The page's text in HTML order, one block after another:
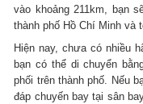
vào khoảng 211km, bạn
thành phố Hồ Chí Minh và
Hiện nay, chưa có nhiều
bạn có thể di chuyển
phối trên thành phố. Nếu
đáp chuyến bay tại sân